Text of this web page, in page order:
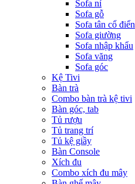
Sofa nỉ
Sofa gỗ
Sofa tân cổ điển
Sofa giường
Sofa nhập khẩu
Sofa văng
Sofa góc
Kệ Tivi
Bàn trà
Combo bàn trà kệ tivi
Bàn góc, tab
Tủ rượu
Tủ trang trí
Tủ kệ giầy
Bàn Console
Xích đu
Combo xích đu mây